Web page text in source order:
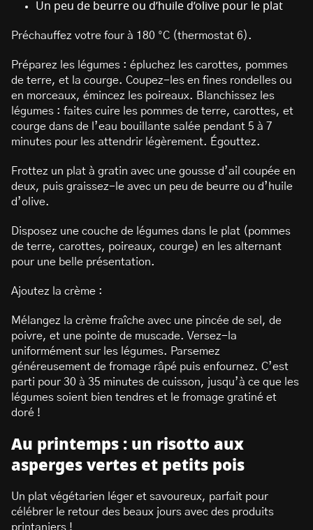
Un peu de beurre ou d’huile d’olive pour le plat
Préchauffez votre four à 180 °C (thermostat 6).
Préparez les légumes : épluchez les carottes, pommes
de terre, et la courge. Coupez-les en fines rondelles ou
en morceaux, émincez les poireaux. Blanchissez les
légumes : faites cuire les pommes de terre, carottes, et
courge dans de l’eau bouillante salée pendant 5 à 7
minutes pour les attendrir légèrement. Égouttez.
Frottez un plat à gratin avec une gousse d’ail coupée en
deux, puis graissez-le avec un peu de beurre ou d’huile
d’olive.
Disposez une couche de légumes dans le plat (pommes
de terre, carottes, poireaux, courge) en les alternant
pour une belle présentation.
Ajoutez la crème :
Mélangez la crème fraîche avec une pincée de sel, de
poivre, et une pointe de muscade. Versez-la
uniformément sur les légumes. Parsemez
généreusement de fromage râpé puis enfournez. C’est
parti pour 30 à 35 minutes de cuisson, jusqu’à ce que les
légumes soient bien tendres et le fromage gratiné et
doré !
Au printemps : un risotto aux
asperges vertes et petits pois
Un plat végétarien léger et savoureux, parfait pour
célébrer le retour des beaux jours avec des produits
printaniers !